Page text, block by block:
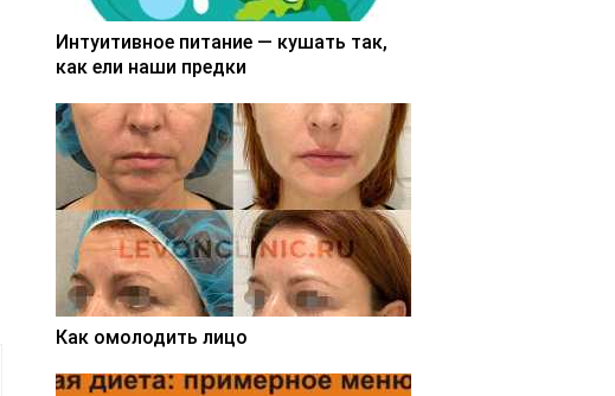
Интуитивное питание — кушать так,
как ели наши предки
Как омолодить лицо